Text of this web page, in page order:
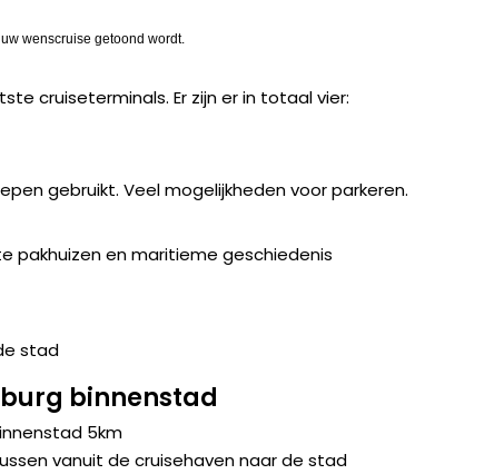
wenscruise getoond wordt.
cruiseterminals. Er zijn er in totaal vier:
gebruikt. Veel mogelijkheden voor parkeren.
pakhuizen en maritieme geschiedenis
stad
binnenstad
5km
vanuit de cruisehaven naar de stad